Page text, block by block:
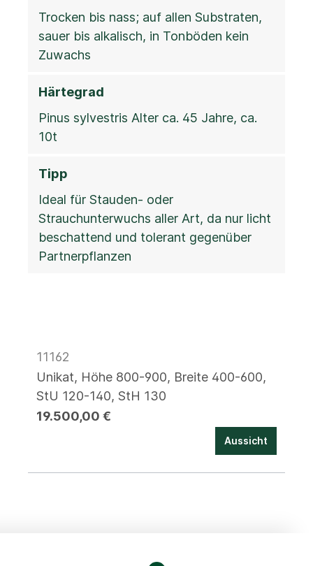
Trocken bis nass; auf allen Substraten,
sauer bis alkalisch, in Tonböden kein
Zuwachs
Härtegrad
Pinus sylvestris Alter ca. 45 Jahre, ca.
10t
Tipp
Ideal für Stauden- oder
Strauchunterwuchs aller Art, da nur licht
beschattend und tolerant gegenüber
Partnerpflanzen
11162
Unikat, Höhe 800-900, Breite 400-600,
StU 120-140, StH 130
19.500,00 €
Aussicht